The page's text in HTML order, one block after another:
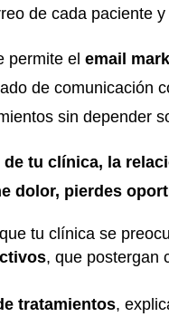
de cada paciente
permite el email
de comunicación
sin depender
tu clínica, la
dolor, pierdes
tu clínica se
, que postergan
tratamientos,